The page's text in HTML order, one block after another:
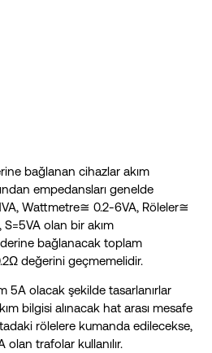
bağlanan cihazlar akım
empedansları genelde
Wattmetre≅ 0.2-6VA, Röleler≅
olan bir akım
bağlanacak toplam
değerini geçmemelidir.
5A olacak şekilde tasarlanırlar
bilgisi alınacak hat arası mesafe
rölelere kumanda edilecekse,
olan trafolar kullanılır.